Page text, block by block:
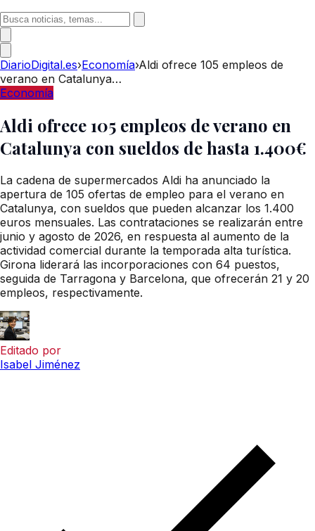
DiarioDigital.es›Economía›Aldi ofrece 105 empleos de
verano en Catalunya…
Economía
Aldi ofrece 105 empleos de verano en
Catalunya con sueldos de hasta 1.400€
La cadena de supermercados Aldi ha anunciado la
apertura de 105 ofertas de empleo para el verano en
Catalunya, con sueldos que pueden alcanzar los 1.400
euros mensuales. Las contrataciones se realizarán entre
junio y agosto de 2026, en respuesta al aumento de la
actividad comercial durante la temporada alta turística.
Girona liderará las incorporaciones con 64 puestos,
seguida de Tarragona y Barcelona, que ofrecerán 21 y 20
empleos, respectivamente.
Editado por
Isabel Jiménez